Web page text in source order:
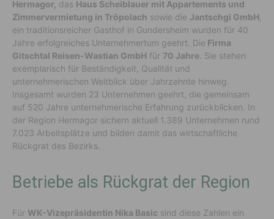
Hermagor, das Haus Scheiblauer mit Appartements und
Zimmervermietung in Tröpolach sowie die Jantschgi GmbH
ein traditionsreicher Gasthof in Gundersheim wurden für 40
Jahre erfolgreiches Unternehmertum geehrt. Die Firma
Gitschtal Reisen-Wastian GmbH für 70 Jahre . Sie stehen
exemplarisch für Beständigkeit, Qualität und
unternehmerischen Weitblick über Jahrzehnte hinweg.
Insgesamt wurden 23 Unternehmen geehrt, die gemeinsam
auf 520 Jahre unternehmerische Erfahrung zurückblicken. In
der Region Hermagor sichern aktuell 1.389 Unternehmen rund
7.023 Arbeitsplätze und bilden damit das wirtschaftliche
Rückgrat des Bezirks.
Betriebe als Rückgrat der Region
Für WK-Vizepräsidentin Nika Basic sind diese Zahlen ein